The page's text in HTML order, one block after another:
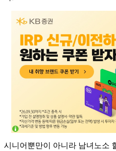
시니어뿐만이 아니라 남녀노소